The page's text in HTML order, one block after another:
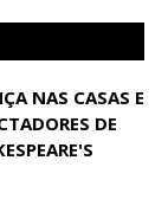
NAS CASAS E
DE